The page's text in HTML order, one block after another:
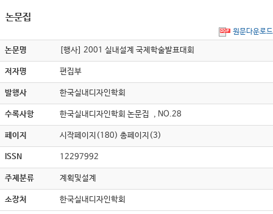
논문집
원문다운로드
논문명 [행사] 2001 실내설계 국제학술발표대회
저자명 편집부
발행사 한국실내디자인학회
수록사항 한국실내디자인학회 논문집 , NO.28
페이지 시작페이지(180) 총페이지(3)
ISSN 12297992
주제분류 계획및설계
소장처 한국실내디자인학회